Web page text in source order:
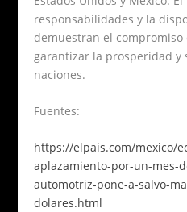
responsabilidades y la
demuestran el
garantizar la prosperidad y
naciones.
Fuentes:
https://elpais.com/mexico/
aplazamiento-por-un-mes-
automotriz-pone-a-salvo-
dolares.html